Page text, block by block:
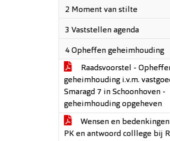
2 Moment van stilte
3 Vaststellen agenda
4 Opheffen geheimhouding
Raadsvoorstel -
geheimhouding i.v.m.
Smaragd 7 in Schoonhoven -
geheimhouding opgeheven
Wensen en
PK en antwoord colllege bij